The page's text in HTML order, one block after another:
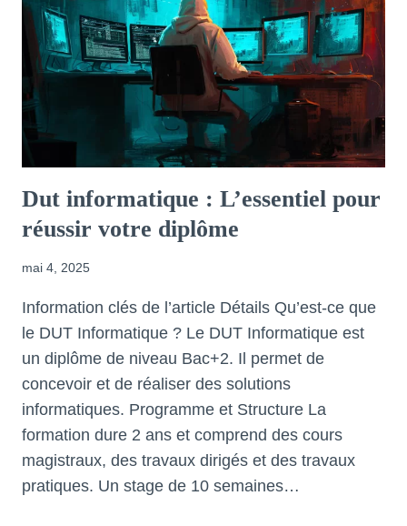
Dut informatique : L’essentiel pour
réussir votre diplôme
mai 4, 2025
Information clés de l’article Détails Qu’est-ce que
le DUT Informatique ? Le DUT Informatique est
un diplôme de niveau Bac+2. Il permet de
concevoir et de réaliser des solutions
informatiques. Programme et Structure La
formation dure 2 ans et comprend des cours
magistraux, des travaux dirigés et des travaux
pratiques. Un stage de 10 semaines…